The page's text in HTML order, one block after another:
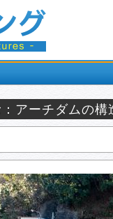
アーチダムの構